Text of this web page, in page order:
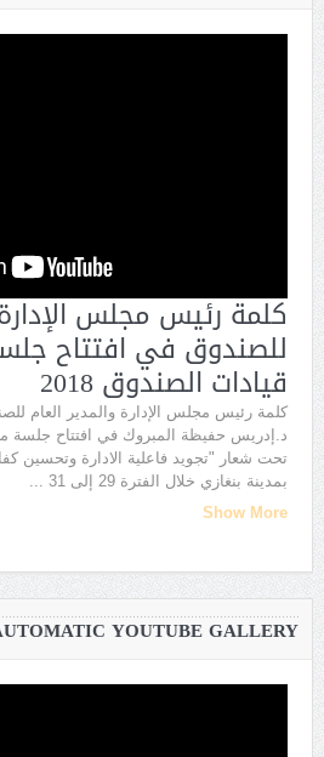
كلمة رئيس مجلس الإدارة
للصندوق في افتتاح
قيادات الصندوق 2018
كلمة رئيس مجلس الإدارة والمدير العام
د.إدريس حفيظة المبروك في افتتاح جلسة
تحت شعار "تجويد فاعلية الادارة وتحسين
بمدينة بنغازي خلال الفترة 29 إلى 31
...
Show More
YOUTUBE GALLERY